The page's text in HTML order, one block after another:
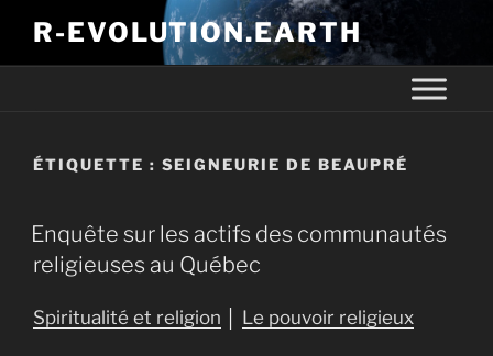
R-EVOLUTION.EARTH
ÉTIQUETTE : SEIGNEURIE DE BEAUPRÉ
Enquête sur les actifs des communautés
religieuses au Québec
Spiritualité et religion Le pouvoir religieux